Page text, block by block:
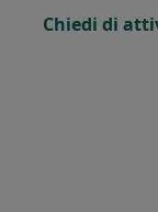
Chiedi di